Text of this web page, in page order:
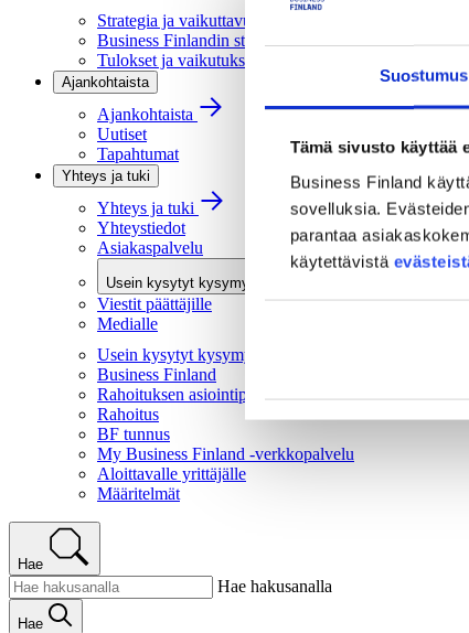
Suostumus
Tämä sivusto käyttää
Business Finland
sovelluksia.
parantaa
käytettävistä
Strategia ja vaikuttavuus
Business Finlandin strategia 2030
Tulokset ja vaikutukset
Ajankohtaista
Ajankohtaista
Uutiset
Tapahtumat
Yhteys ja tuki
Yhteys ja tuki
Yhteystiedot
Asiakaspalvelu
Usein kysytyt kysymykset
Viestit päättäjille
Medialle
Usein kysytyt kysymykset
Business Finland
Rahoituksen asiointipalvelu
Rahoitus
BF tunnus
My Business Finland -verkkopalvelu
Aloittavalle yrittäjälle
Määritelmät
Hae
Hae hakusanalla
Hae